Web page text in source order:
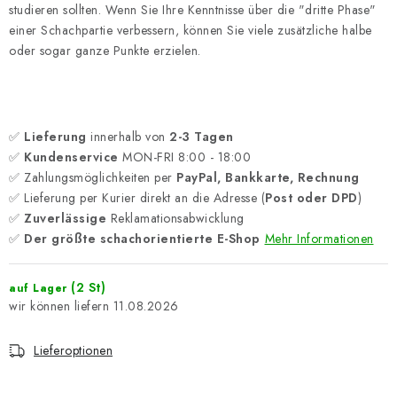
Kontakt FAQ Über uns
Schachblog
Geschäftsbedingungen
studieren sollten. Wenn Sie Ihre Kenntnisse über die "dritte Phase"
einer Schachpartie verbessern, können Sie viele zusätzliche halbe
oder sogar ganze Punkte erzielen.
✅ Lieferung innerhalb von 2-3 Tagen
✅ Kundenservice MON-FRI 8:00 - 18:00
✅ Zahlungsmöglichkeiten per PayPal, Bankkarte, Rechnung
✅ Lieferung per Kurier direkt an die Adresse (Post oder DPD)
✅ Zuverlässige Reklamationsabwicklung
✅ Der größte schachorientierte E-Shop Mehr Informationen
auf Lager (2 St)
11.08.2026
Lieferoptionen